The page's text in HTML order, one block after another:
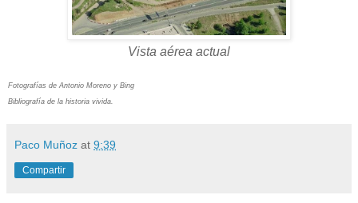
Vista aérea actual
Fotografías de Antonio Moreno y Bing
Bibliografía de la historia vivida.
Paco Muñoz at 9:39
Compartir